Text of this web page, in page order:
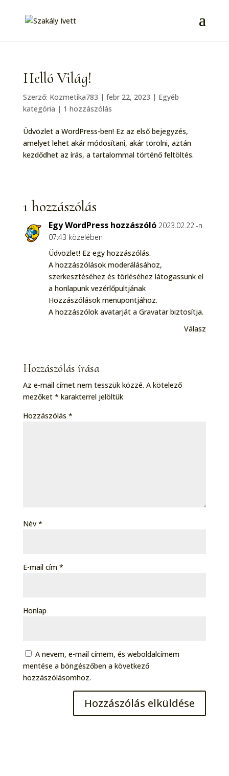
Helló Világ!
Szerző: Kozmetika783 | febr 22, 2023 | Egyéb
kategória | 1 hozzászólás
Üdvözlet a WordPress-ben! Ez az első bejegyzés,
amelyet lehet akár módosítani, akár törölni, aztán
kezdődhet az írás, a tartalommal történő feltöltés.
1 hozzászólás
Egy WordPress hozzászóló 2023.02.22.-n
07:43 közelében
Üdvözlet! Ez egy hozzászólás.
A hozzászólások moderálásához,
szerkesztéséhez és törléséhez látogassunk el
a honlapunk vezérlőpultjának
Hozzászólások menüpontjához.
A hozzászólok avatarját a Gravatarbiztosítja.
Válasz
Hozzászólás írása
Az e-mail címet nem tesszük közzé. A kötelező
mezőket * karakterrel jelöltük
Hozzászólás *
Név *
E-mail cím *
Honlap
A nevem, e-mail címem, és weboldalcímem
mentése a böngészőben a következő
hozzászólásomhoz.